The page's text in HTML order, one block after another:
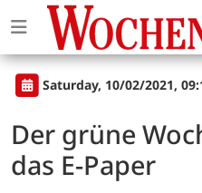
Saturday, 10/02/2021,
Der grüne
das E-Paper